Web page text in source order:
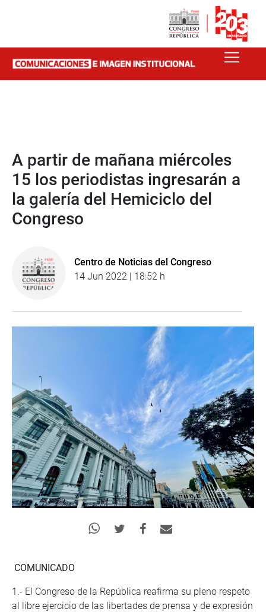
A partir de mañana miércoles
15 los periodistas ingresarán a
la galería del Hemiciclo del
Congreso
Centro de Noticias del Congreso
14 Jun 2022 | 18:52 h
COMUNICADO
1.- El Congreso de la República reafirma su pleno respeto
al libre ejercicio de las libertades de prensa y de expresión